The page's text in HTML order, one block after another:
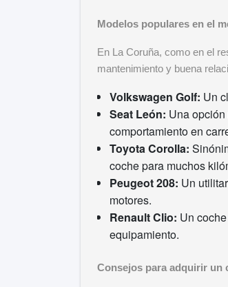
Modelos populares en el
En La Coruña, como en el
mantenimiento y buena
Volkswagen Golf: Un
Seat León: Una
comportamiento en
Toyota Corolla:
coche para muchos
Peugeot 208: Un
motores.
Renault Clio: Un
equipamiento.
Consejos para adquirir un